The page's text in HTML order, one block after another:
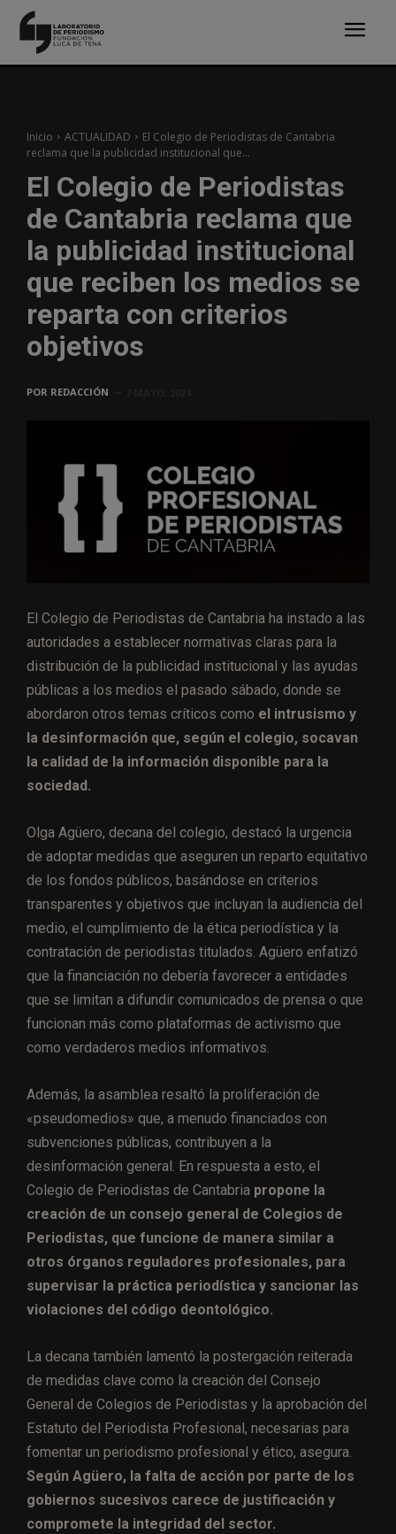
Inicio ACTUALIDAD
El Colegio de Periodistas de Cantabria
reclama que la publicidad institucional que...
El Colegio de Periodistas
de Cantabria reclama que
la publicidad institucional
que reciben los medios se
reparta con criterios
objetivos
POR REDACCIÓN
El Colegio de Periodistas de Cantabria ha instado a las
autoridades a establecer normativas claras para la
distribución de la publicidad institucional y las ayudas
públicas a los medios el pasado sábado, donde se
abordaron otros temas críticos como el intrusismo y
la desinformación que, según el colegio, socavan
la calidad de la información disponible para la
sociedad.
Olga Agüero, decana del colegio, destacó la urgencia
de adoptar medidas que aseguren un reparto equitativo
de los fondos públicos, basándose en criterios
transparentes y objetivos que incluyan la audiencia del
medio, el cumplimiento de la ética periodística y la
contratación de periodistas titulados. Agüero enfatizó
que la financiación no debería favorecer a entidades
que se limitan a difundir comunicados de prensa o que
funcionan más como plataformas de activismo que
como verdaderos medios informativos.
Además, la asamblea resaltó la proliferación de
«pseudomedios» que, a menudo financiados con
subvenciones públicas, contribuyen a la
desinformación general. En respuesta a esto, el
Colegio de Periodistas de Cantabria propone la
creación de un consejo general de Colegios de
Periodistas, que funcione de manera similar a
otros órganos reguladores profesionales, para
supervisar la práctica periodística y sancionar las
violaciones del código deontológico.
La decana también lamentó la postergación reiterada
de medidas clave como la creación del Consejo
General de Colegios de Periodistas y la aprobación del
Estatuto del Periodista Profesional, necesarias para
fomentar un periodismo profesional y ético, asegura.
Según Agüero, la falta de acción por parte de los
gobiernos sucesivos carece de justificación y
compromete la integridad del sector.